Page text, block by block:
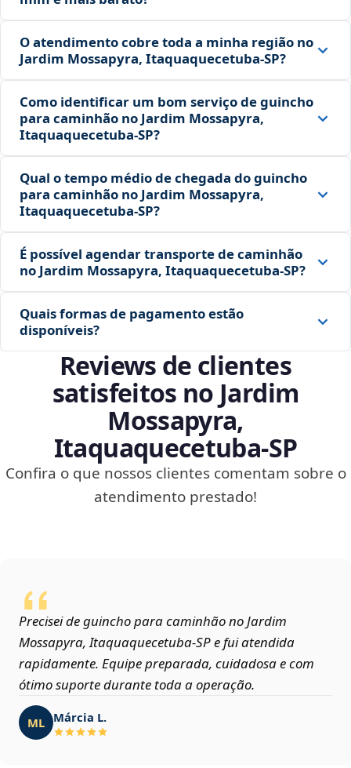
O atendimento cobre toda a minha região no
Jardim Mossapyra, Itaquaquecetuba‑SP?
Como identificar um bom serviço de guincho
para caminhão no Jardim Mossapyra,
Itaquaquecetuba‑SP?
Qual o tempo médio de chegada do guincho
para caminhão no Jardim Mossapyra,
Itaquaquecetuba‑SP?
É possível agendar transporte de caminhão
no Jardim Mossapyra, Itaquaquecetuba‑SP?
Quais formas de pagamento estão
disponíveis?
Reviews de clientes
satisfeitos no Jardim
Mossapyra,
Itaquaquecetuba‑SP
Confira o que nossos clientes comentam sobre o
atendimento prestado!
Precisei de guincho para caminhão no Jardim
Mossapyra, Itaquaquecetuba‑SP e fui atendida
rapidamente. Equipe preparada, cuidadosa e com
ótimo suporte durante toda a operação.
ML Márcia L.